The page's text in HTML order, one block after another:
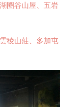
圈谷山屋、五岩
稜山莊、多加屯